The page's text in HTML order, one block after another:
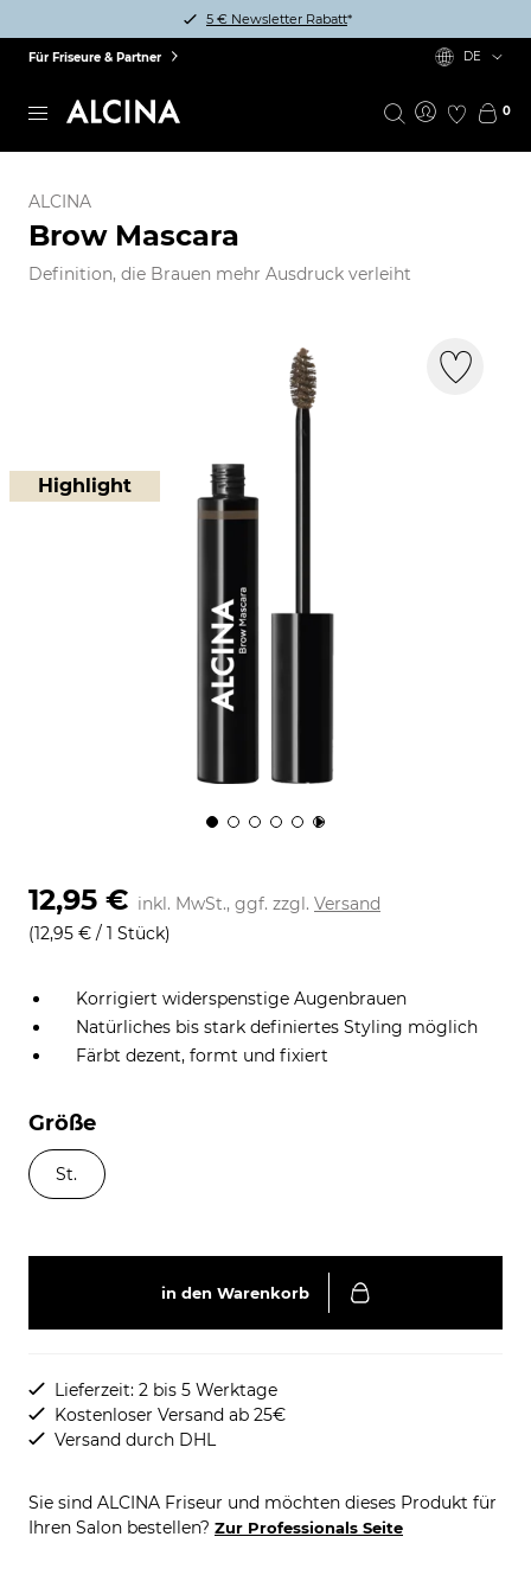
5 € Newsletter Rabatt*
Für Friseure & Partner DE
0
ALCINA
Brow Mascara
Definition, die Brauen mehr Ausdruck verleiht
Highlight
12,95 € inkl. MwSt., ggf. zzgl. Versand
(12,95 € / 1 Stück)
Korrigiert widerspenstige Augenbrauen
Natürliches bis stark definiertes Styling möglich
Färbt dezent, formt und fixiert
Größe
St.
in den Warenkorb
Lieferzeit: 2 bis 5 Werktage
Kostenloser Versand ab 25€
Versand durch DHL
Sie sind ALCINA Friseur und möchten dieses Produkt für
Ihren Salon bestellen? Zur Professionals Seite